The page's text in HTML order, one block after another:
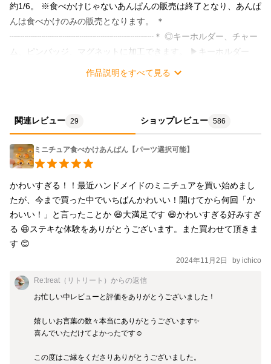
約1/6。 ※食べかけじゃないあんぱんの販売は終了となり、あんぱ
んは食べかけのみの販売となります。 ＊
┈┈┈┈┈┈┈┈┈┈┈┈┈┈┈┈┈＊ ◎キーホルダー、チャー
ム、ピンバッジ、マグネットに加工できます。 ▶キーホルダー
（+¥400）ロゴプレート付き ┗普段お使いのバッグやポーチ、リ
（+¥100） ┗バッグや帽子のワンポイントに♡お洋服の胸元に着
けても◎ ▶マグネット（+¥100） ┗人気の冷マとしてキッチンの
冷蔵庫に貼ったり、リビングのボードに飾ったりしても可愛い♡
レクションコーナーに飾ったり、可愛いドールさんのアイテムと
しても是非使って下さい♡ ＊
┈┈┈┈┈┈┈┈┈┈┈┈┈┈┈┈┈＊ ※食べられません ※一つ
のお値段です。 ▶素材 樹脂粘土、ニスコーティング 素敵なご縁
がありますように...♡ ＊┈┈┈┈┈┈┈┈┈┈┈┈┈┈┈┈┈＊
ミニチュア フェイクフード ミニチュアフード フェイクパ
ン ミニチュアパン パン雑貨
作品説明をすべて見る
関連レビュー 29 ショップレビュー 586
ミニチュア食べかけあんぱん【パーツ選択可能】
かわいすぎる！！最近ハンドメイドのミニチュアを買い始めまし
たが、今まで買った中でいちばんかわいい！開けてから何回「か
わいい！」と言ったことか 😆大満足です 😆かわいすぎる好みすぎ
る 😆ステキな体験をありがとうございます。また買わせて頂きま
す 😊
2024年11月2日 by ichico
Re:treat（リトリート） からの返信
お忙しい中レビューと評価をありがとうございました！
嬉しいお言葉の数々本当にありがとうございます✨
喜んでいただけてよかったです☺️
この度はご縁をくださりありがとうございました。